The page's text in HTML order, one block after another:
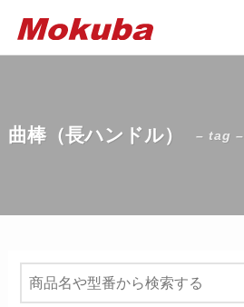
曲棒（長ハンドル） – tag –